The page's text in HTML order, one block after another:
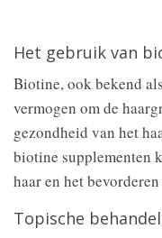
Het gebruik van
Biotine, ook bekend
vermogen om de
gezondheid van het
biotine supplementen
haar en het
Topische